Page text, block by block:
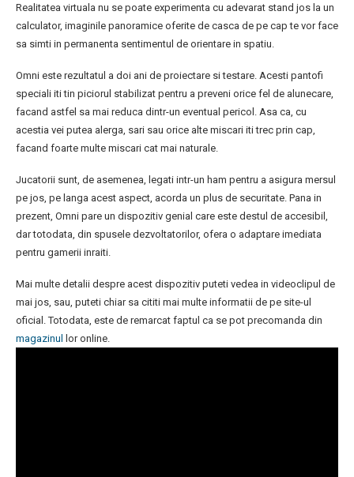
Realitatea virtuala nu se poate experimenta cu adevarat stand jos la un
calculator, imaginile panoramice oferite de casca de pe cap te vor face
sa simti in permanenta sentimentul de orientare in spatiu.
Omni este rezultatul a doi ani de proiectare si testare. Acesti pantofi
speciali iti tin piciorul stabilizat pentru a preveni orice fel de alunecare,
facand astfel sa mai reduca dintr-un eventual pericol. Asa ca, cu
acestia vei putea alerga, sari sau orice alte miscari iti trec prin cap,
facand foarte multe miscari cat mai naturale.
Jucatorii sunt, de asemenea, legati intr-un ham pentru a asigura mersul
pe jos, pe langa acest aspect, acorda un plus de securitate. Pana in
prezent, Omni pare un dispozitiv genial care este destul de accesibil,
dar totodata, din spusele dezvoltatorilor, ofera o adaptare imediata
pentru gamerii inraiti.
Mai multe detalii despre acest dispozitiv puteti vedea in videoclipul de
mai jos, sau, puteti chiar sa cititi mai multe informatii de pe site-ul
oficial. Totodata, este de remarcat faptul ca se pot precomanda din
magazinul lor online.